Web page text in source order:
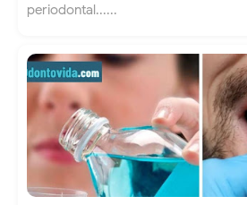
periodontal......